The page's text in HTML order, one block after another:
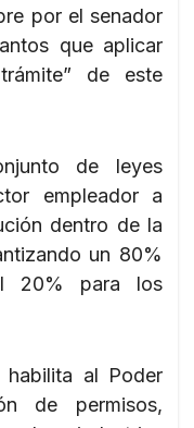
por el senador
que aplicar
de este
de leyes
empleador a
dentro de la
un 80%
20% para los
al Poder
de permisos,